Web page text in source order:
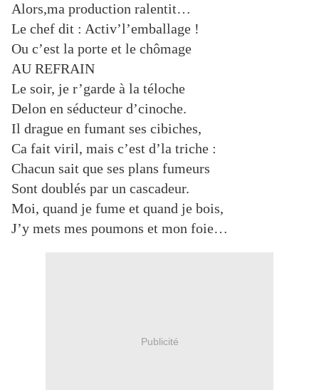
Alors,ma production ralentit…
Le chef dit : Activ’l’emballage !
Ou c’est la porte et le chômage
AU REFRAIN
Le soir, je r’garde à la téloche
Delon en séducteur d’cinoche.
Il drague en fumant ses cibiches,
Ca fait viril, mais c’est d’la triche :
Chacun sait que ses plans fumeurs
Sont doublés par un cascadeur.
Moi, quand je fume et quand je bois,
J’y mets mes poumons et mon foie…
Publicité